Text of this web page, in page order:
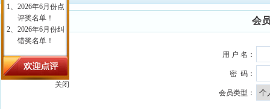
关闭
会
用 户 名：
密 码：
会员类型：